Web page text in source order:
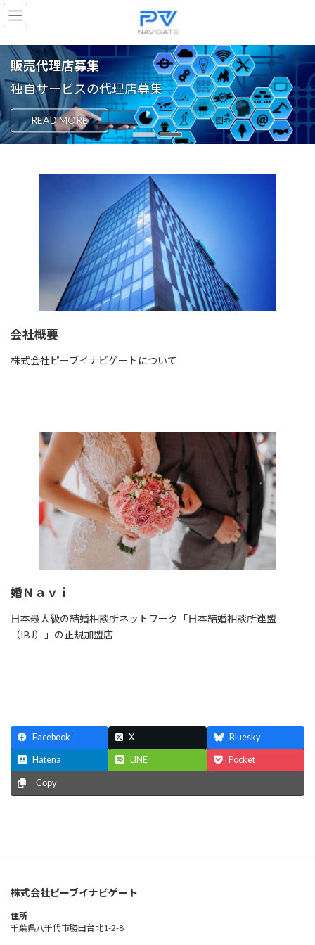
コ
ン
ン
へ
ス
ッ
プ
ナ
ビ
ー
ョ
ン
移
動
販売代理店募集
独自サービスの代理店募集
READ MORE
会社概要
株式会社ピーブイナビゲートについて
婚Ｎａｖｉ
日本最大級の結婚相談所ネットワーク「日本結婚相談所連盟
（IBJ）」の正規加盟店
Facebook X Bluesky
Hatena LINE Pocket
Copy
株式会社ピーブイナビゲート
住所
千葉県八千代市勝田台北1-2-8